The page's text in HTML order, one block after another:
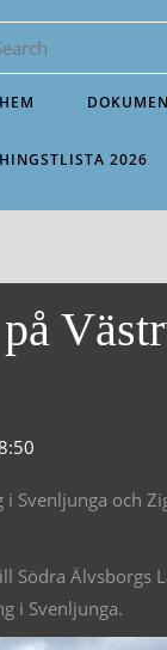
HEM
HINGSTLISTA 2026
Svenljunga och
Älvsborgs
i Svenljunga.